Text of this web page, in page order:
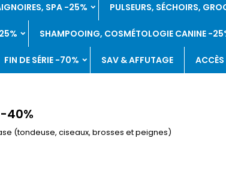
SPA -25% PULSEURS, SÉCHOIRS,
SHAMPOOING, COSMÉTOLOGIE CANINE -
FIN DE SÉRIE -70% SAV & AFFUTAGE
40%
(tondeuse, ciseaux, brosses et peignes)